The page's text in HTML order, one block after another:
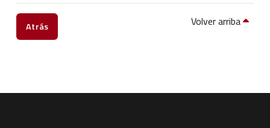
Atrás Volver arriba